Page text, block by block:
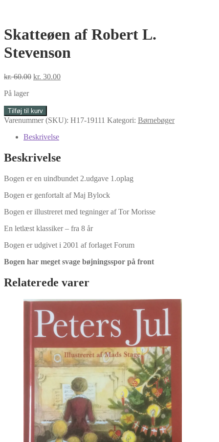
Skatteøen af Robert L.
Stevenson
kr.60.00 Den
kr. 60.00.
kr. 30.00Den
På lager
Skatteøen
af
antal
Tilføj til kurv
Varenummer (SKU): H17-19111 Kategori: Børnebøger
Beskrivelse
Beskrivelse
Bogen er en uindbundet 2.udgave 1.oplag
Bogen er genfortalt af Maj Bylock
Bogen er illustreret med tegninger af Tor Morisse
En letlæst klassiker – fra 8 år
Bogen er udgivet i 2001 af forlaget Forum
Bogen har meget svage bøjningsspor på front
Relaterede varer